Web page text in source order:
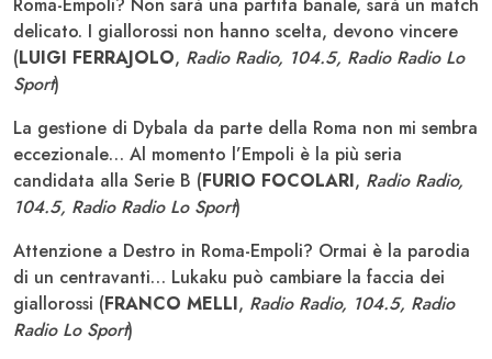
delicato. I giallorossi non hanno scelta, devono vincere
(LUIGI FERRAJOLO, Radio Radio, 104.5, Radio Radio Lo
Sport)
La gestione di Dybala da parte della Roma non mi sembra
eccezionale… Al momento l’Empoli è la più seria
candidata alla Serie B (FURIO FOCOLARI, Radio Radio,
104.5, Radio Radio Lo Sport)
Attenzione a Destro in Roma-Empoli? Ormai è la parodia
di un centravanti… Lukaku può cambiare la faccia dei
giallorossi (FRANCO MELLI, Radio Radio, 104.5, Radio
Radio Lo Sport)